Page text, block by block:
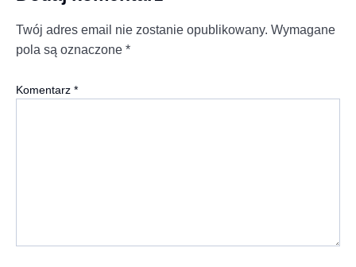
Twój adres email nie zostanie opublikowany. Wymagane
pola są oznaczone *
Komentarz *